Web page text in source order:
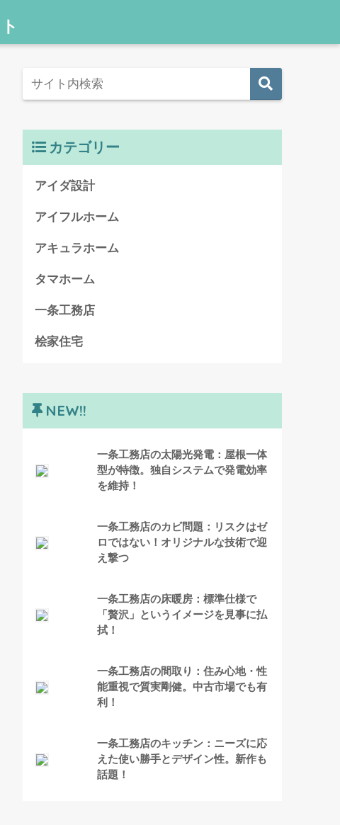
カテゴリー
アイダ設計
アイフルホーム
アキュラホーム
タマホーム
一条工務店
桧家住宅
NEW!!
一条工務店の太陽光発電：屋根一体
型が特徴。独自システムで発電効率
を維持！
一条工務店のカビ問題：リスクはゼ
ロではない！オリジナルな技術で迎
え撃つ
一条工務店の床暖房：標準仕様で
「贅沢」というイメージを見事に払
拭！
一条工務店の間取り：住み心地・性
能重視で質実剛健。中古市場でも有
利！
一条工務店のキッチン：ニーズに応
えた使い勝手とデザイン性。新作も
話題！